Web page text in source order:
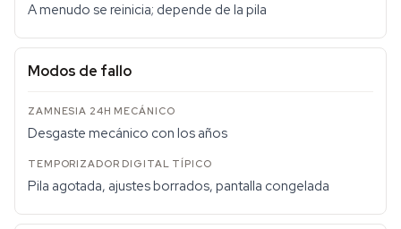
A menudo se reinicia; depende de la pila
Modos de fallo
Desgaste mecánico con los años
Pila agotada, ajustes borrados, pantalla congelada